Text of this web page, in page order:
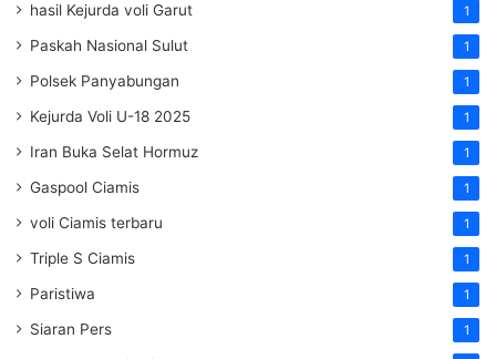
hasil Kejurda voli Garut 1
Paskah Nasional Sulut 1
Polsek Panyabungan 1
Kejurda Voli U-18 2025 1
Iran Buka Selat Hormuz 1
Gaspool Ciamis 1
voli Ciamis terbaru 1
Triple S Ciamis 1
Paristiwa 1
Siaran Pers 1